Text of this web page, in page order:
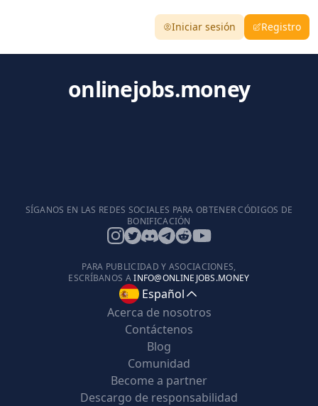
Iniciar sesión Registro
onlinejobs.money
SÍGANOS EN LAS REDES SOCIALES PARA OBTENER CÓDIGOS DE
BONIFICACIÓN
PARA PUBLICIDAD Y ASOCIACIONES,
ESCRÍBANOS AINFO@ONLINEJOBS.MONEY
Español
Acerca de nosotros
Contáctenos
Blog
Comunidad
Become a partner
Descargo de responsabilidad